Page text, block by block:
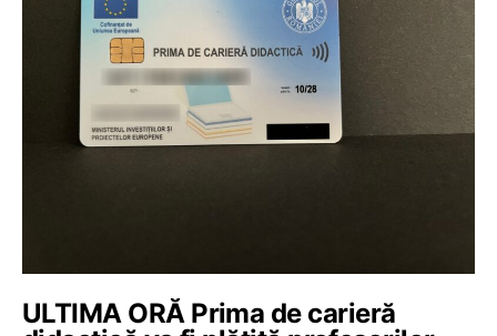
ULTIMA ORĂ Prima de carieră